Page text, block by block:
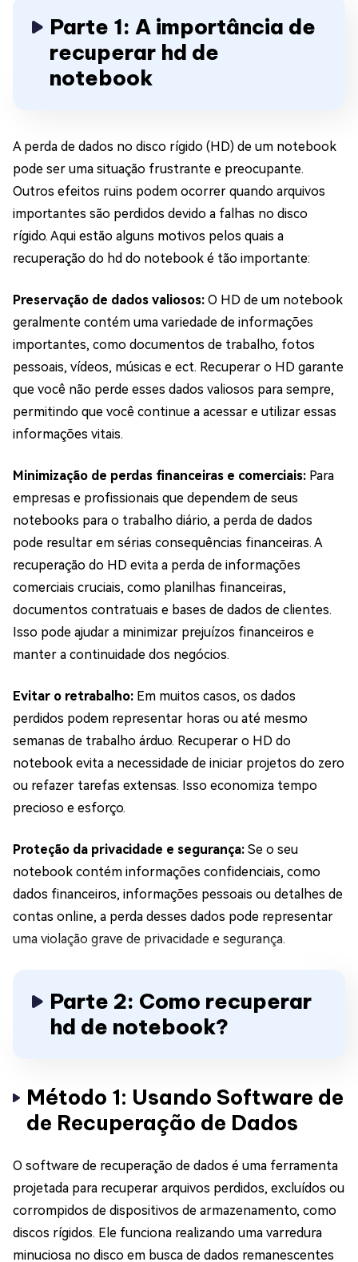
Parte 1: A importância de
recuperar hd de
notebook
A perda de dados no disco rígido (HD) de um notebook
pode ser uma situação frustrante e preocupante.
Outros efeitos ruins podem ocorrer quando arquivos
importantes são perdidos devido a falhas no disco
rígido. Aqui estão alguns motivos pelos quais a
recuperação do hd do notebook é tão importante:
Preservação de dados valiosos: O HD de um notebook
geralmente contém uma variedade de informações
importantes, como documentos de trabalho, fotos
pessoais, vídeos, músicas e ect. Recuperar o HD garante
que você não perde esses dados valiosos para sempre,
permitindo que você continue a acessar e utilizar essas
informações vitais.
Minimização de perdas financeiras e comerciais: Para
empresas e profissionais que dependem de seus
notebooks para o trabalho diário, a perda de dados
pode resultar em sérias consequências financeiras. A
recuperação do HD evita a perda de informações
comerciais cruciais, como planilhas financeiras,
documentos contratuais e bases de dados de clientes.
Isso pode ajudar a minimizar prejuízos financeiros e
manter a continuidade dos negócios.
Evitar o retrabalho: Em muitos casos, os dados
perdidos podem representar horas ou até mesmo
semanas de trabalho árduo. Recuperar o HD do
notebook evita a necessidade de iniciar projetos do zero
ou refazer tarefas extensas. Isso economiza tempo
precioso e esforço.
Proteção da privacidade e segurança: Se o seu
notebook contém informações confidenciais, como
dados financeiros, informações pessoais ou detalhes de
contas online, a perda desses dados pode representar
uma violação grave de privacidade e segurança.
Parte 2: Como recuperar
hd de notebook?
Método 1: Usando Software de
de Recuperação de Dados
O software de recuperação de dados é uma ferramenta
projetada para recuperar arquivos perdidos, excluídos ou
corrompidos de dispositivos de armazenamento, como
discos rígidos. Ele funciona realizando uma varredura
minuciosa no disco em busca de dados remanescentes